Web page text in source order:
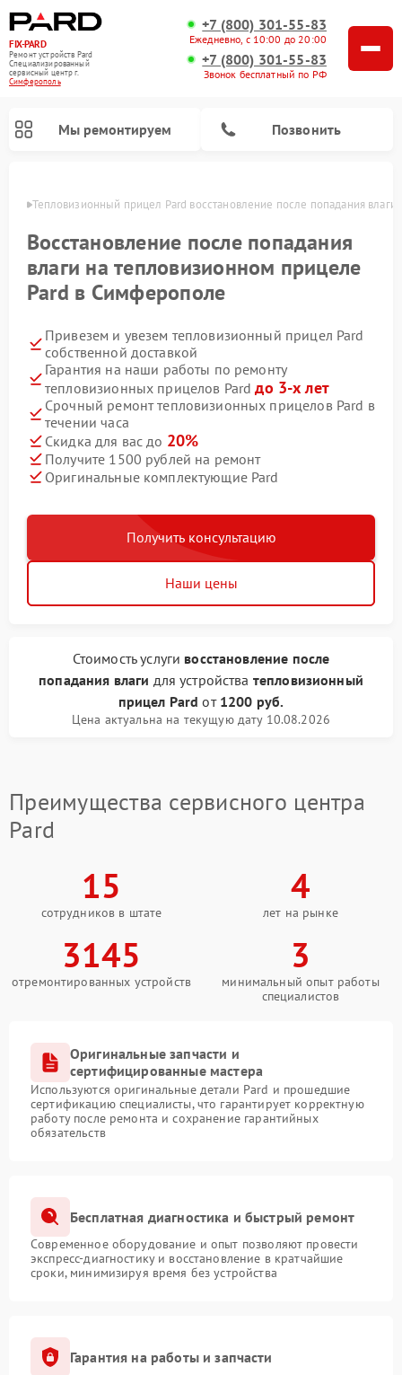
FIX-PARD
Ремонт устройств Pard
Специализированный
cервисный центр г.
Симферополь
+7 (800) 301-55-83
Ежедневно, с 10:00 до 20:00
+7 (800) 301-55-83
Звонок бесплатный по РФ
Мы ремонтируем Позвонить
Тепловизионный прицел Pard восстановление после попадания влаги
Восстановление после попадания
влаги на тепловизионном прицеле
Pard в Симферополе
Привезем и увезем тепловизионный прицел Pard
собственной доставкой
Гарантия на наши работы по ремонту
тепловизионных прицелов Pardдо 3-х лет
Срочный ремонт тепловизионных прицелов Pard в
течении часа
Скидка для вас до 20%
Получите 1500 рублей на ремонт
Оригинальные комплектующие Pard
Получить консультацию
Наши цены
Стоимость услуги восстановление после
попадания влаги для устройства тепловизионный
прицел Pard от 1200 руб.
Цена актуальна на текущую дату 10.08.2026
Преимущества сервисного центра
Pard
15
сотрудников в штате
4
лет на рынке
3145
отремонтированных устройств
3
минимальный опыт работы
специалистов
Оригинальные запчасти и
сертифицированные мастера
Используются оригинальные детали Pard и прошедшие
сертификацию специалисты, что гарантирует корректную
работу после ремонта и сохранение гарантийных
обязательств
Бесплатная диагностика и быстрый ремонт
Современное оборудование и опыт позволяют провести
экспресс-диагностику и восстановление в кратчайшие
сроки, минимизируя время без устройства
Гарантия на работы и запчасти